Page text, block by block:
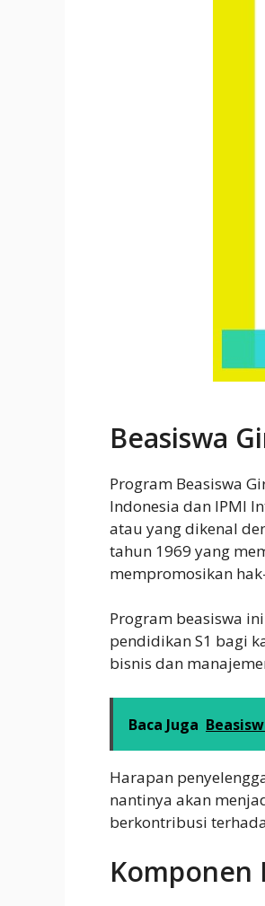
Beasiswa
Program Beasiswa
Indonesia dan IPMI
atau yang dikenal
tahun 1969 yang
mempromosikan
Program beasiswa
pendidikan S1 bagi
bisnis dan
Baca Juga
Harapan
nantinya akan
berkontribusi
Komponen